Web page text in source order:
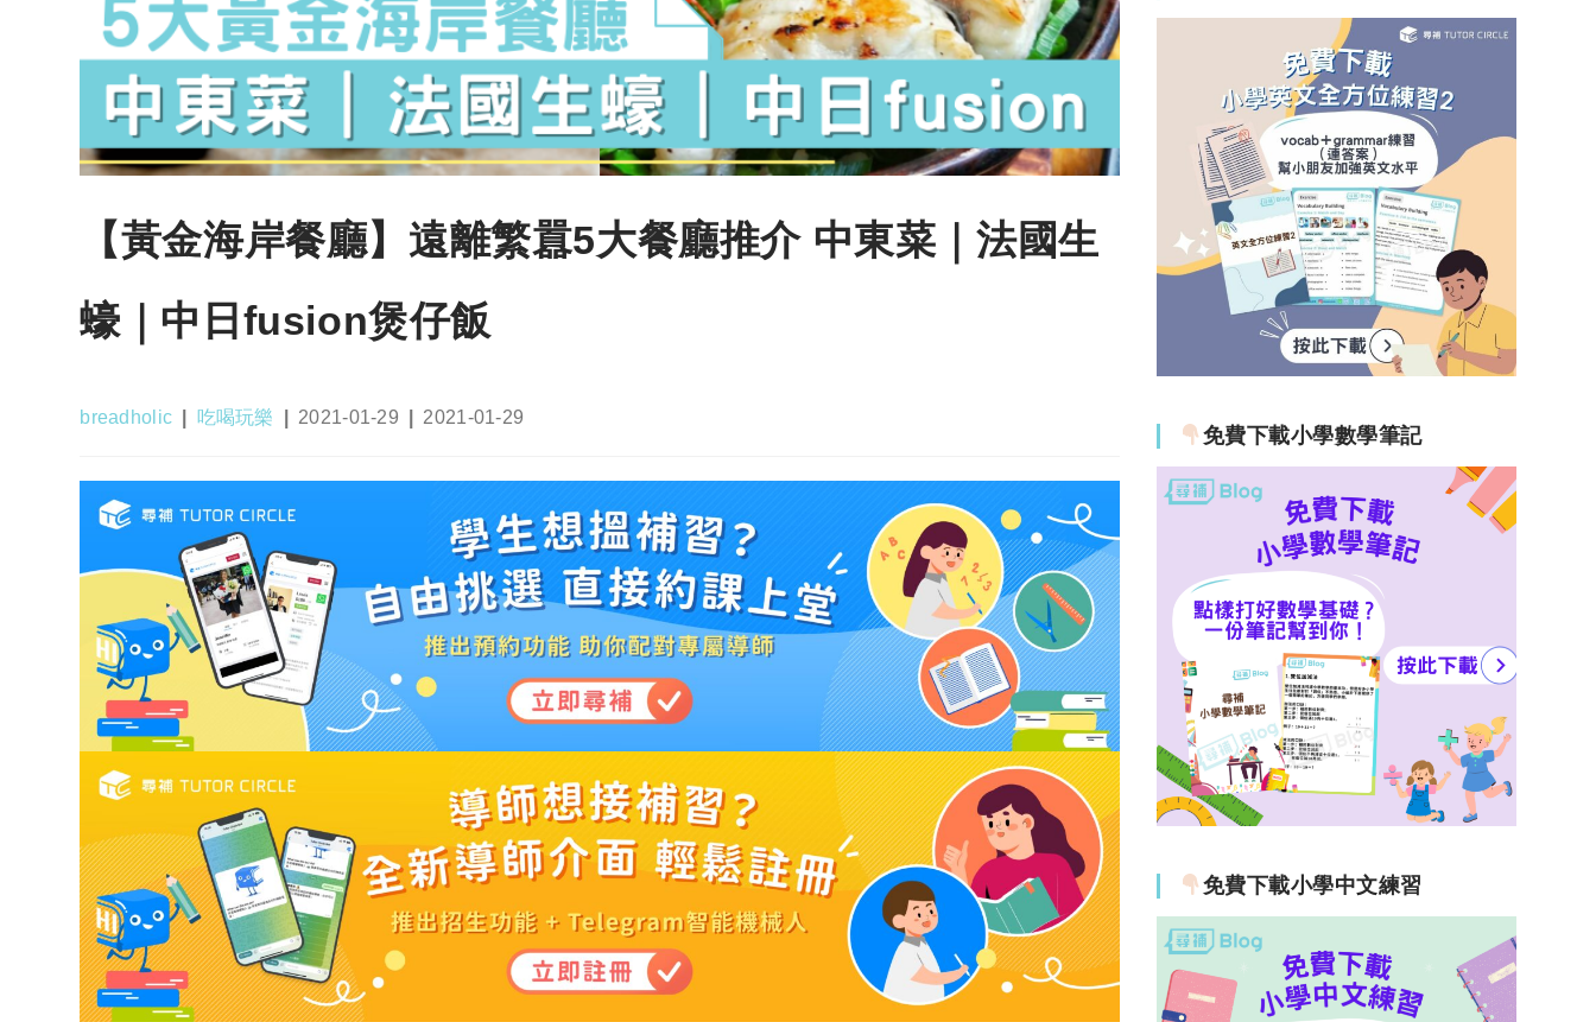
【黃金海岸餐廳】遠離繁囂5大餐廳推介 中東菜｜法國生
蠔｜中日fusion煲仔飯
Post
breadholic
Post
吃喝玩樂
Post
2021-01-29
Post
2021-01-29
免費下載小學數學筆記
免費下載小學中文練習